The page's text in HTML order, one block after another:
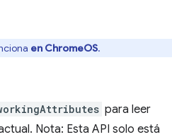
en ChromeOS.
para leer
Nota: Esta API solo está